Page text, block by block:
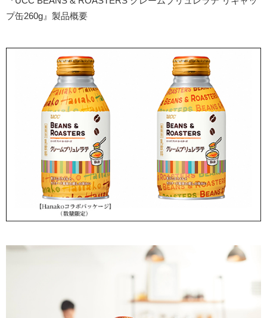
プ缶260g』製品概要